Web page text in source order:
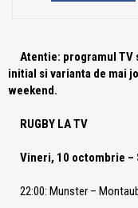
Atentie: programul TV
initial si varianta de mai
weekend.
RUGBY LA TV
Vineri, 10 octombrie –
22:00: Munster –